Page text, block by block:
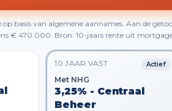
basis van algemene aannames. Aan de
€ 470.000. Bron: 10-jaars rente uit
10 JAAR VAST Actief
Met NHG
3,25% - Centraal
Beheer